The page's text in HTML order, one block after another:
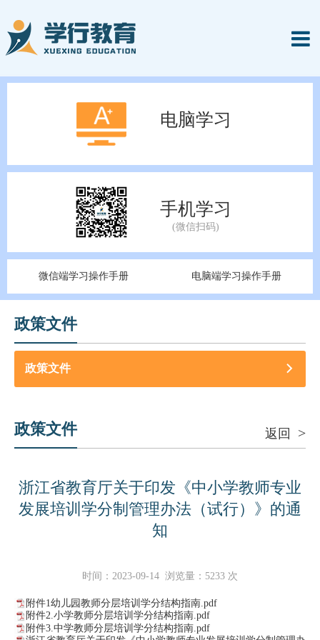
电脑学习
手机学习
微信端学习操作手册 电脑端学习操作手册
政策文件
政策文件
政策文件 返回 >
浙江省教育厅关于印发《中小学教师专业
发展培训学分制管理办法（试行）》的通
知
时间： 2023-09-14 浏览量： 5233 次
附件1幼儿园教师分层培训学分结构指南.pdf
附件2.小学教师分层培训学分结构指南.pdf
附件3.中学教师分层培训学分结构指南.pdf